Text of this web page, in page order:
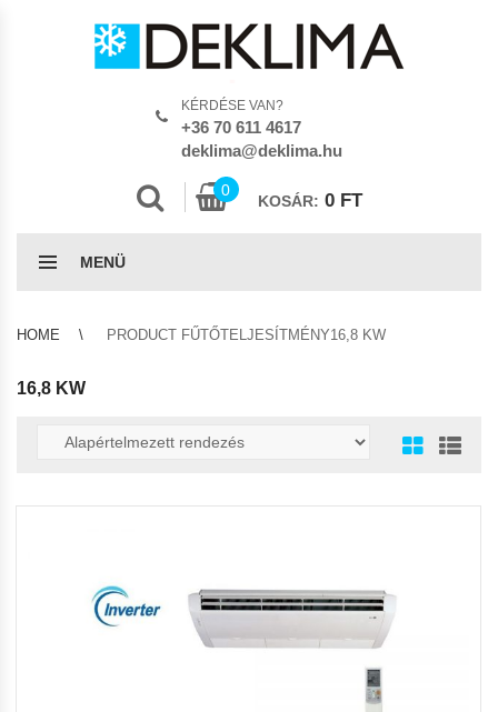
KÉRDÉSE VAN?
+36 70 611 4617
deklima@deklima.hu
0
KOSÁR: 0 FT
MENÜ
HOME PRODUCT FŰTŐTELJESÍTMÉNY16,8 KW
16,8 KW